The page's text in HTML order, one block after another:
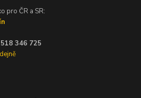
pro ČR a SR:
518 346 725